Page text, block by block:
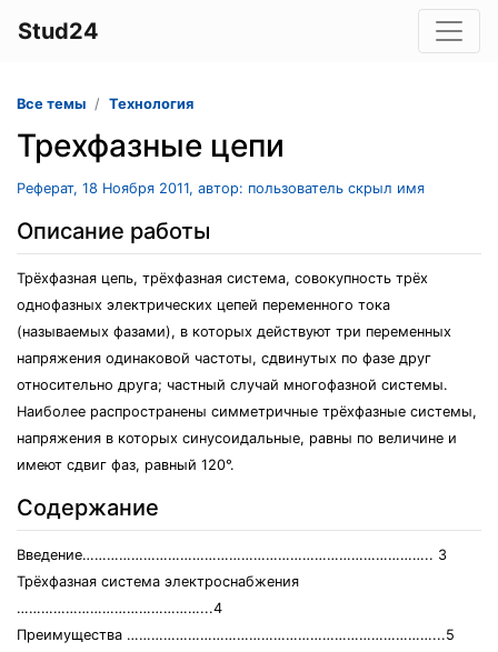
Stud24
Все темы Технология
Трехфазные цепи
Реферат, 18 Ноября 2011, автор: пользователь скрыл имя
Описание работы
Трёхфазная цепь, трёхфазная система, совокупность трёх
однофазных электрических цепей переменного тока
(называемых фазами), в которых действуют три переменных
напряжения одинаковой частоты, сдвинутых по фазе друг
относительно друга; частный случай многофазной системы.
Наиболее распространены симметричные трёхфазные системы,
напряжения в которых синусоидальные, равны по величине и
имеют сдвиг фаз, равный 120°.
Содержание
Введение………………………………………………………………………….. 3
Трёхфазная система электроснабжения
………………………………………...4
Преимущества …………………………………………………………………...5